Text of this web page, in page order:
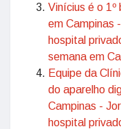
Vinícius é o 1º
em Campinas
hospital
semana em
Equipe da
do aparelho
Campinas -
hospital